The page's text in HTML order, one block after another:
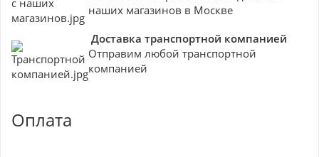
наших магазинов в Москве
Доставка транспортной компанией
Отправим любой транспортной
компанией
Оплата